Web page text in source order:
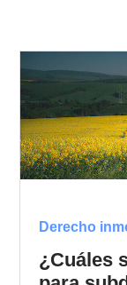
Derecho
¿Cuáles